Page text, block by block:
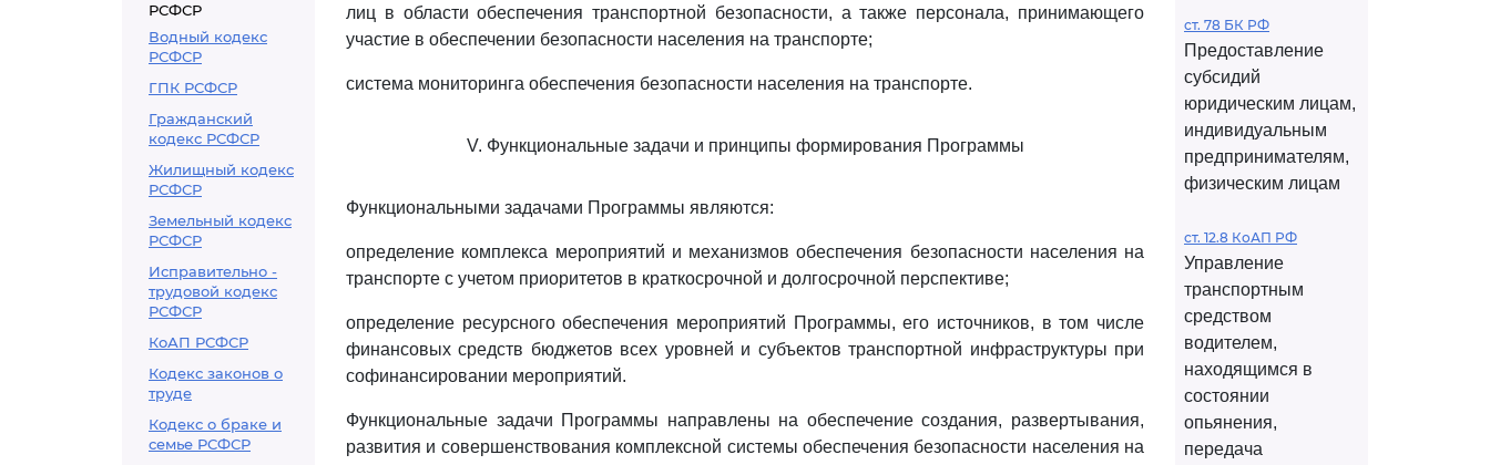
РСФСР
Водный кодекс
РСФСР
ГПК РСФСР
Гражданский
кодекс РСФСР
Жилищный кодекс
РСФСР
Земельный кодекс
РСФСР
Исправительно -
трудовой кодекс
РСФСР
КоАП РСФСР
Кодекс законов о
труде
Кодекс о браке и
семье РСФСР
лиц в области обеспечения транспортной безопасности, а также персонала, принимающего
участие в обеспечении безопасности населения на транспорте;
система мониторинга обеспечения безопасности населения на транспорте.
V. Функциональные задачи и принципы формирования Программы
Функциональными задачами Программы являются:
определение комплекса мероприятий и механизмов обеспечения безопасности населения на
транспорте с учетом приоритетов в краткосрочной и долгосрочной перспективе;
определение ресурсного обеспечения мероприятий Программы, его источников, в том числе
финансовых средств бюджетов всех уровней и субъектов транспортной инфраструктуры при
софинансировании мероприятий.
Функциональные задачи Программы направлены на обеспечение создания, развертывания,
развития и совершенствования комплексной системы обеспечения безопасности населения на
ст. 78 БК РФ
Предоставление
субсидий
юридическим лицам,
индивидуальным
предпринимателям,
физическим лицам
ст. 12.8 КоАП РФ
Управление
транспортным
средством
водителем,
находящимся в
состоянии
опьянения,
передача